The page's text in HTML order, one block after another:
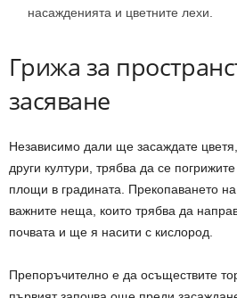
насажденията и цветните лехи.
Грижа за
засяване
Независимо дали ще засаждате
други култури, трябва да се
площи в градината. Прекопаването
важните неща, които трябва да
почвата и ще я насити с кислород.
Препоръчително е да осъществите